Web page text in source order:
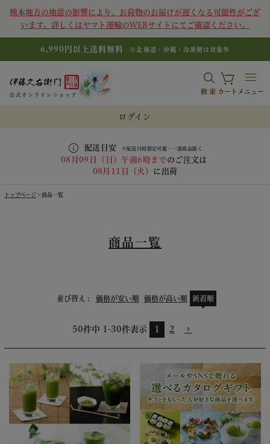
熊本地方の地震の影響により、お荷物のお届けが遅くなる可能性がござ
います。詳しくはヤマト運輸のWEBサイトにてご確認ください。
6,990円以上送料無料 ※北海道・沖縄・冷凍便は対象外
公式オンラインショップ 検索 カート メニュー
ログイン
配送目安 ※配送日時指定可能・一部商品除く
08月09日（日）午前6時までのご注文は
08月11日（火）
に出荷
トップページ 商品一覧
商品一覧
並び替え 価格が安い順 価格が高い順 新着順
50件中 1 -30件表示 1 2